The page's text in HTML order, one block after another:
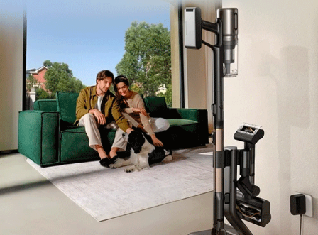
Обзор вертикального пылесоса Dreame Z40 AquaCycle
Pro: гибкий подход к уборке